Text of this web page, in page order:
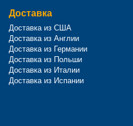
Доставка
Доставка из США
Доставка из Англии
Доставка из Германии
Доставка из Польши
Доставка из Италии
Доставка из Испании